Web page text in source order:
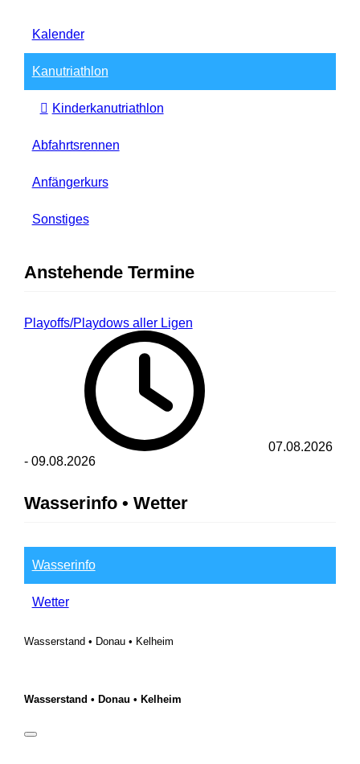
Kalender
Kanutriathlon
Kinderkanutriathlon
Abfahrtsrennen
Anfängerkurs
Sonstiges
Anstehende Termine
Playoffs/Playdows aller Ligen
07.08.2026
- 09.08.2026
Wasserinfo • Wetter
Wasserinfo
Wetter
Wasserstand • Donau • Kelheim
Wasserstand • Donau • Kelheim